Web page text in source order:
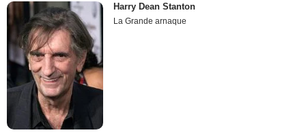
Harry Dean Stanton
La Grande arnaque